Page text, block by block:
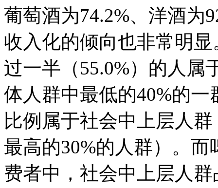
葡萄酒为74.2%、洋酒为
收入化的倾向也非常明
过一半（55.0%）的人属
体人群中最低的40%的
比例属于社会中上层人
最高的30%的人群）。
费者中，社会中上层人